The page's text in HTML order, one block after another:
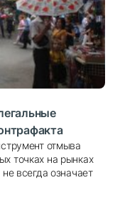
отмыва
точках на рынках
всегда означает